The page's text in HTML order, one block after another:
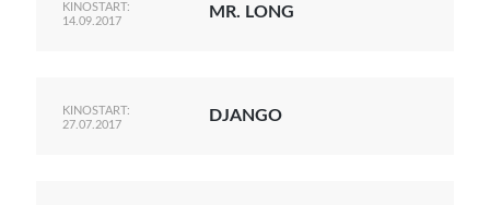
KINOSTART:
14.09.2017
MR. LONG
KINOSTART:
27.07.2017
DJANGO